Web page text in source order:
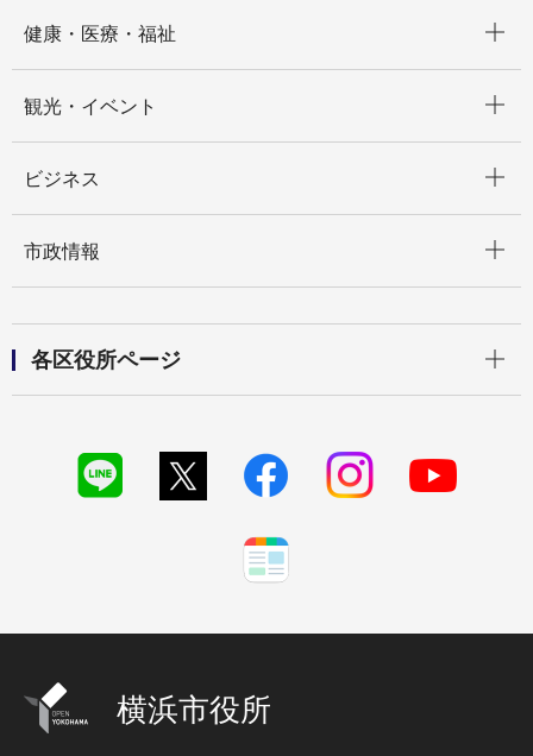
健康・医療・福祉
観光・イベント
ビジネス
市政情報
各区役所ページ
横浜市役所